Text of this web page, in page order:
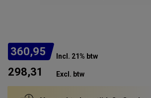
360,95 Incl. 21% btw
298,31 Excl. btw